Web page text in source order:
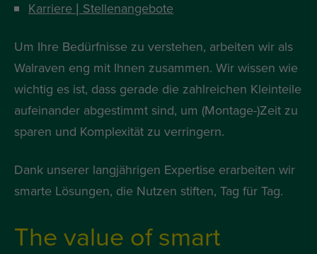
Karriere | Stellenangebote
Um Ihre Bedürfnisse zu verstehen, arbeiten wir als
Walraven eng mit Ihnen zusammen. Wir wissen wie
wichtig es ist, dass gerade die zahlreichen Kleinteile
aufeinander abgestimmt sind, um (Montage-)Zeit zu
sparen und Komplexität zu verringern.
Dank unserer langjährigen Expertise erarbeiten wir
smarte Lösungen, die Nutzen stiften, Tag für Tag.
The value of smart